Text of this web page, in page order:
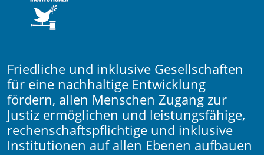
Friedliche und inklusive Gesellschaften
für eine nachhaltige Entwicklung
fördern, allen Menschen Zugang zur
Justiz ermöglichen und leistungsfähige,
rechenschaftspflichtige und inklusive
Institutionen auf allen Ebenen aufbauen